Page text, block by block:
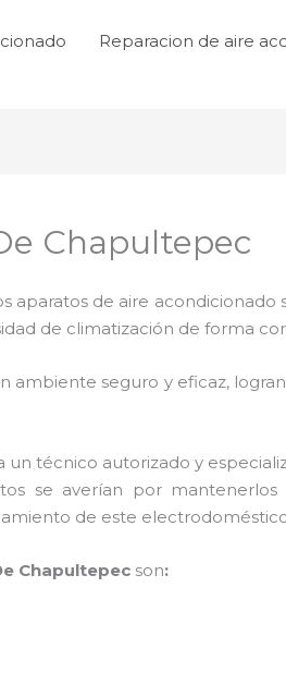
Reparacion de aire
Chapultepec
aparatos de aire acondicionado
de climatización de forma
ambiente seguro y eficaz,
un técnico autorizado y
se averían por
de este
Chapultepec son: